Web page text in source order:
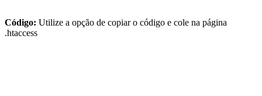
Código: Utilize a opção de copiar o código e cole na página
.htaccess